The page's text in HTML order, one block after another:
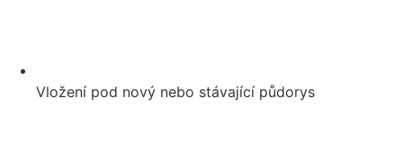
Vložení pod nový nebo stávající půdorys